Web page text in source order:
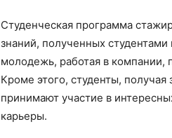
Студенческая программа
знаний, полученных
молодежь, работая в компании,
Кроме этого, студенты,
принимают участие в
карьеры.